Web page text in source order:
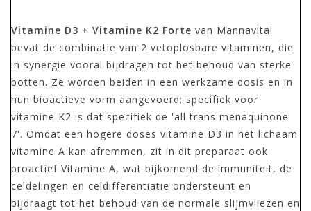
Vitamine D3 + Vitamine K2 Forte van Mannavital
bevat de combinatie van 2 vetoplosbare vitaminen, die
in synergie vooral bijdragen tot het behoud van sterke
botten. Ze worden beiden in een werkzame dosis en in
hun bioactieve vorm aangevoerd; specifiek voor
vitamine K2 is dat specifiek de 'all trans menaquinone
7'. Omdat een hogere doses vitamine D3 in het lichaam
vitamine A kan afremmen, zit in dit preparaat ook
proactief Vitamine A, wat bijkomend de immuniteit, de
celdelingen en celdifferentiatie ondersteunt en
bijdraagt tot het behoud van de normale slijmvliezen en